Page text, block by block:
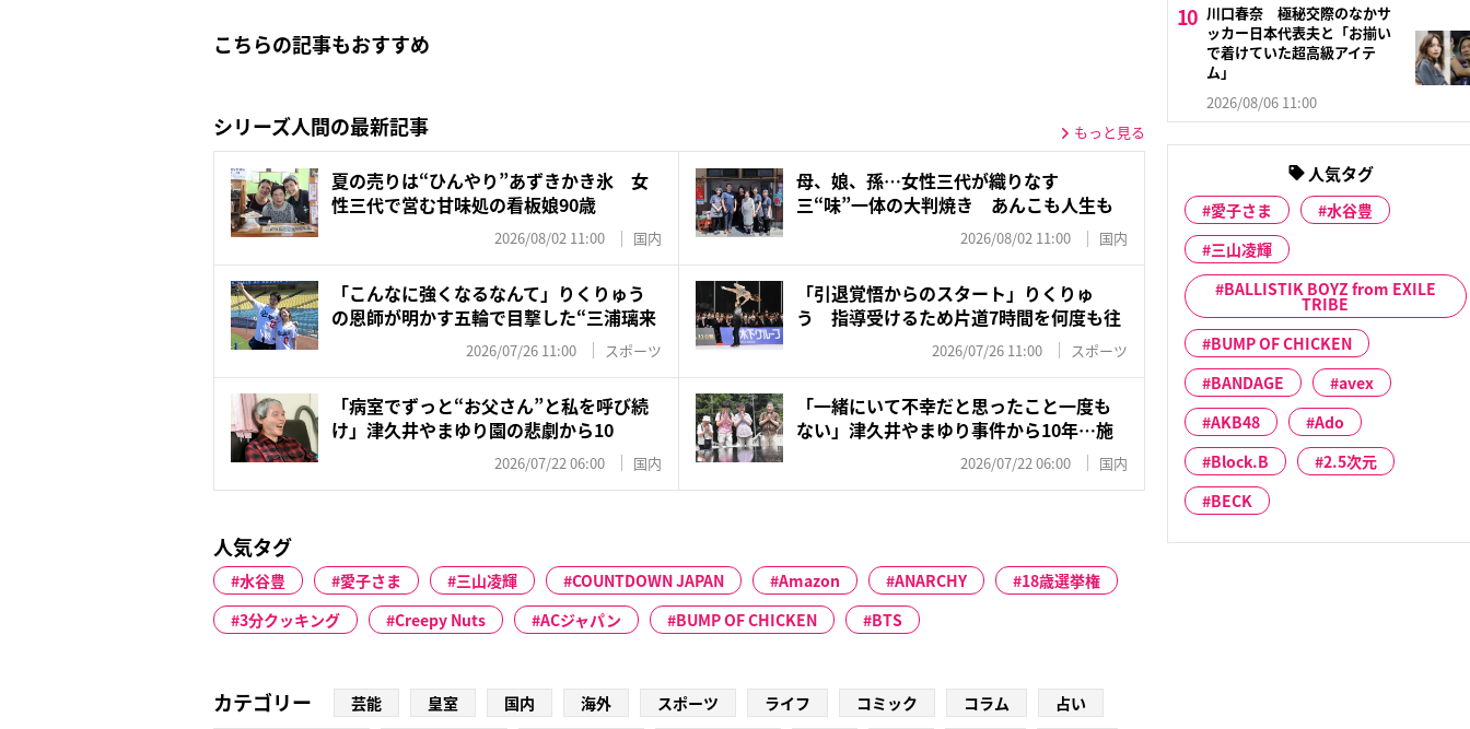
こちらの記事もおすすめ
シリーズ人間の最新記事 もっと見る
夏の売りは“ひんやり”あずきかき氷 女
性三代で営む甘味処の看板娘90歳
2026/08/02 11:00 国内
母、娘、孫…女性三代が織りなす
三“味”一体の大判焼き あんこも人生も
2026/08/02 11:00 国内
「こんなに強くなるなんて」りくりゅう
の恩師が明かす五輪で目撃した“三浦璃来
2026/07/26 11:00 スポーツ
「引退覚悟からのスタート」りくりゅ
う 指導受けるため片道7時間を何度も往
2026/07/26 11:00 スポーツ
「病室でずっと“お父さん”と私を呼び続
け」津久井やまゆり園の悲劇から10
2026/07/22 06:00 国内
「一緒にいて不幸だと思ったこと一度も
ない」津久井やまゆり事件から10年…施
2026/07/22 06:00 国内
人気タグ
水谷豊 愛子さま 三山凌輝 COUNTDOWN JAPAN Amazon ANARCHY
18歳選挙権
3分クッキング
Creepy Nuts ACジャパン BUMP OF CHICKEN BTS
カテゴリー 芸能 皇室 国内 海外 スポーツ ライフ コミック コラム
占い
川口春奈 極秘交際のなかサ
ッカー日本代表夫と「お揃い
で着けていた超高級アイテ
ム」
2026/08/06 11:00
人気タグ
愛子さま
水谷豊
三山凌輝
BALLISTIK BOYZ from EXILE
TRIBE
BUMP OF CHICKEN
BANDAGE
avex
AKB48
Ado
Block.B
2.5次元
BECK